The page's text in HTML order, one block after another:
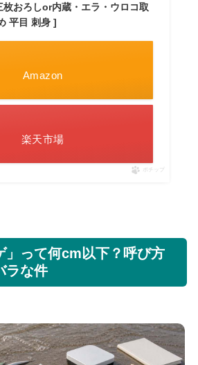
枚おろしor内蔵・エラ・ウロコ取
平目 刺身 ]
Amazon
楽天市場
ポチップ
」って何cm以下？呼び方
ラな件